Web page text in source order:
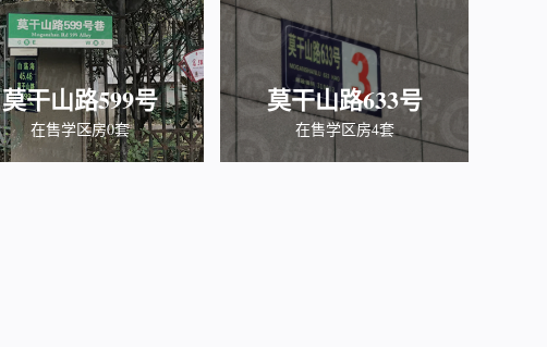
莫干山路599号
在售学区房0套
莫干山路633号
在售学区房4套